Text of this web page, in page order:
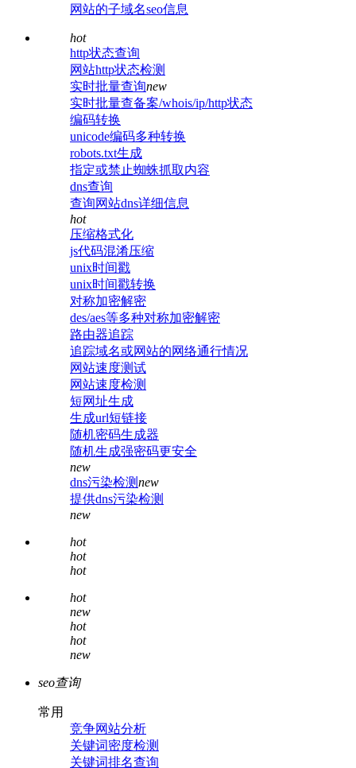
网站的子域名seo信息
hot
http状态查询
网站http状态检测
实时批量查询new
实时批量查备案/whois/ip/http状态
编码转换
unicode编码多种转换
robots.txt生成
指定或禁止蜘蛛抓取内容
dns查询
查询网站dns详细信息
hot
压缩格式化
js代码混淆压缩
unix时间戳
unix时间戳转换
对称加密解密
des/aes等多种对称加密解密
路由器追踪
追踪域名或网站的网络通行情况
网站速度测试
网站速度检测
短网址生成
生成url短链接
随机密码生成器
随机生成强密码更安全
new
dns污染检测new
提供dns污染检测
new
hot
hot
hot
hot
new
hot
hot
new
seo查询
常用
竞争网站分析
关键词密度检测
关键词排名查询